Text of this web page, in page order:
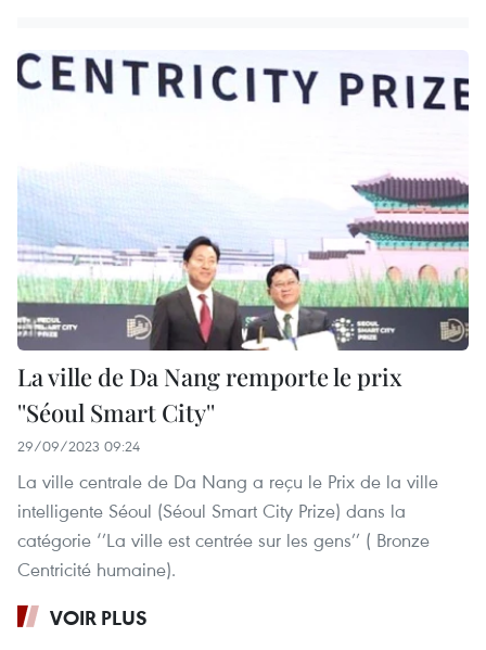
La ville de Da Nang remporte le prix
''Séoul Smart City''
29/09/2023 09:24
La ville centrale de Da Nang a reçu le Prix de la ville
intelligente Séoul (Séoul Smart City Prize) dans la
catégorie ‘’La ville est centrée sur les gens’’ ( Bronze
Centricité humaine).
VOIR PLUS